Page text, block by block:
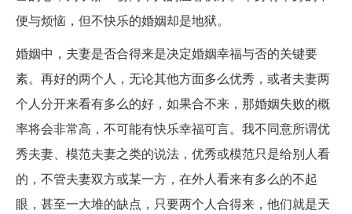
便与烦恼，但不快乐的婚姻却是地狱。
婚姻中，夫妻是否合得来是决定婚姻幸福与否的关键要
素。再好的两个人，无论其他方面多么优秀，或者夫妻两
个人分开来看有多么的好，如果合不来，那婚姻失败的概
率将会非常高，不可能有快乐幸福可言。我不同意所谓优
秀夫妻、模范夫妻之类的说法，优秀或模范只是给别人看
的，不管夫妻双方或某一方，在外人看来有多么的不起
眼，甚至一大堆的缺点，只要两个人合得来，他们就是天